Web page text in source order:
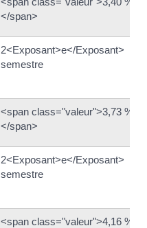
</span>
2<Exposant>e</Exposant>
semestre
<span class="valeur">3,73 %
</span>
2<Exposant>e</Exposant>
semestre
<span class="valeur">4,16 %